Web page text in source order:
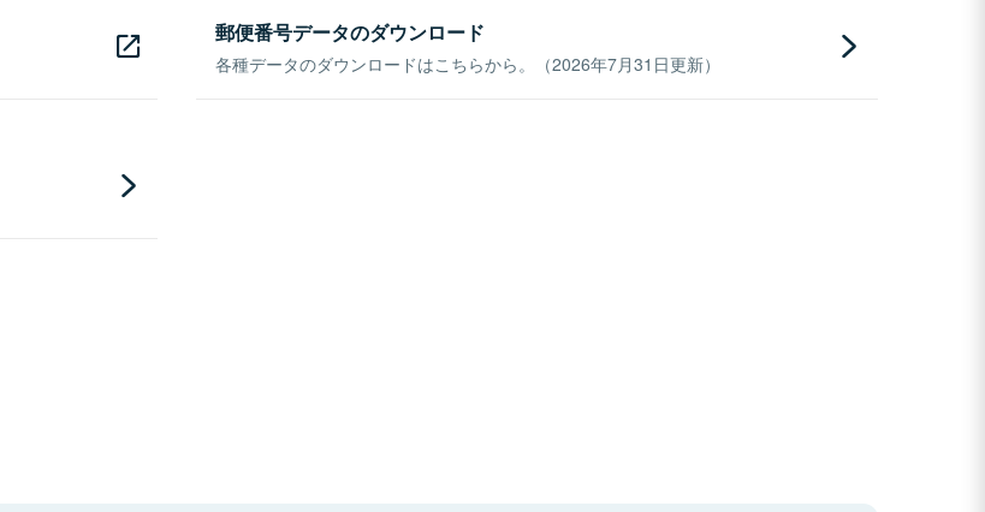
郵便番号データのダウンロード
各種データのダウンロードはこちらから。（2026年7月31日更新）